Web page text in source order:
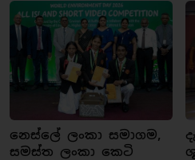
නෙස්ලේ ලංකා සමාගම,
සමස්ත ලංකා කෙටි